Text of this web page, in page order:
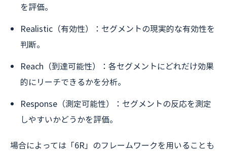
を評価。
Realistic（有効性）：セグメントの現実的な有効性を
判断。
Reach（到達可能性）：各セグメントにどれだけ効果
的にリーチできるかを分析。
Response（測定可能性）：セグメントの反応を測定
しやすいかどうかを評価。
場合によっては「6R」のフレームワークを用いることも